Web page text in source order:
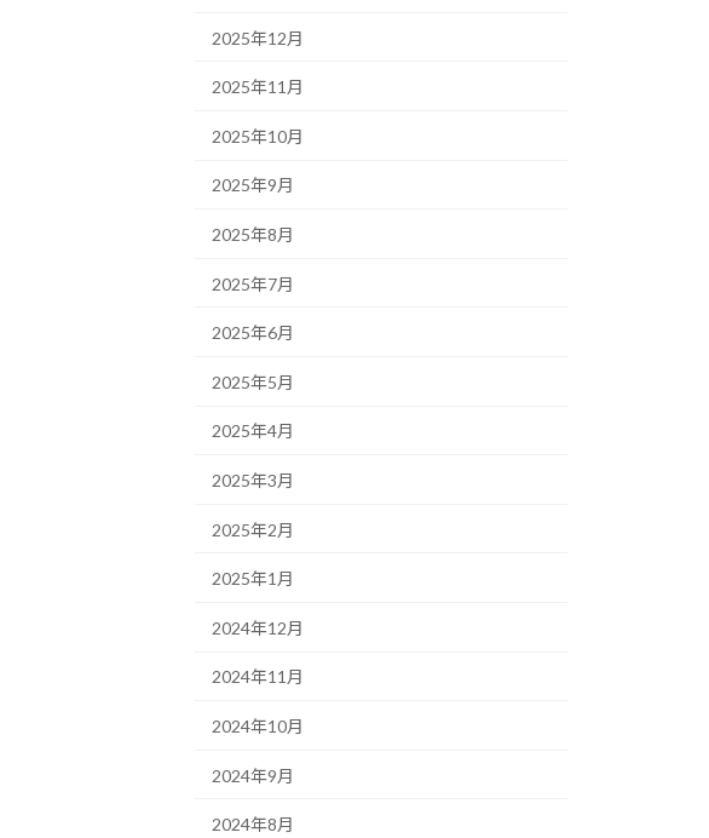
2025年12月
2025年11月
2025年10月
2025年9月
2025年8月
2025年7月
2025年6月
2025年5月
2025年4月
2025年3月
2025年2月
2025年1月
2024年12月
2024年11月
2024年10月
2024年9月
2024年8月